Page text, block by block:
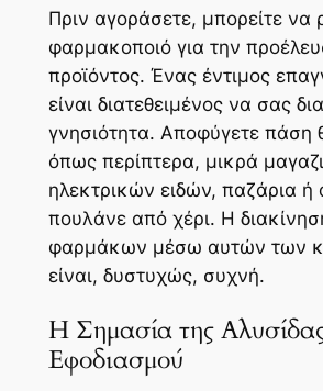
Πριν αγοράσετε, μπορείτε να
φαρμακοποιό για την
προϊόντος. Ένας έντιμος
είναι διατεθειμένος να σας
γνησιότητα. Αποφύγετε πάση
όπως περίπτερα, μικρά
ηλεκτρικών ειδών, παζάρια ή
πουλάνε από χέρι. Η
φαρμάκων μέσω αυτών των
είναι, δυστυχώς, συχνή.
Η Σημασία της
Εφοδιασμού